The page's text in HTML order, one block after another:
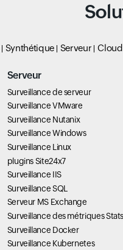
Synthétique Serveur
Serveur
Surveillance de serveur
Surveillance VMware
Surveillance Nutanix
Surveillance Windows
Surveillance Linux
plugins Site24x7
Surveillance IIS
Surveillance SQL
Serveur MS Exchange
Surveillance des métriques
Surveillance Docker
Surveillance Kubernetes